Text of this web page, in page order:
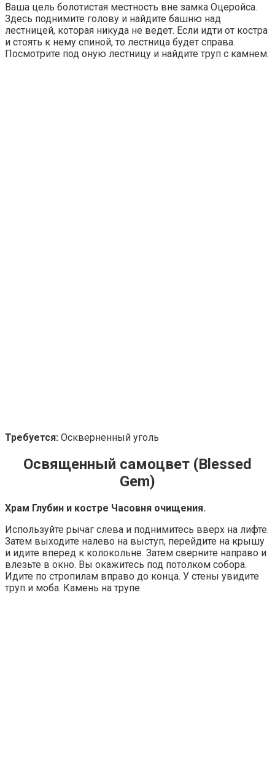
Ваша цель болотистая местность вне замка Оцеройса.
Здесь поднимите голову и найдите башню над
лестницей, которая никуда не ведет. Если идти от костра
и стоять к нему спиной, то лестница будет справа.
Посмотрите под оную лестницу и найдите труп с камнем.
Требуется: Оскверненный уголь
Освященный самоцвет (Blessed
Gem)
Храм Глубин и костре Часовня очищения.
Используйте рычаг слева и поднимитесь вверх на лифте.
Затем выходите налево на выступ, перейдите на крышу
и идите вперед к колокольне. Затем сверните направо и
влезьте в окно. Вы окажитесь под потолком собора.
Идите по стропилам вправо до конца. У стены увидите
труп и моба. Камень на трупе.